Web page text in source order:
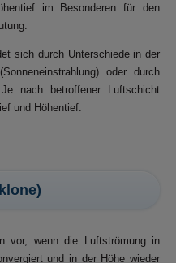
im Besonderen für den
sich durch Unterschiede in der
oder durch
nach betroffener Luftschicht
und Höhentief.
vor, wenn die Luftströmung in
und in der Höhe wieder